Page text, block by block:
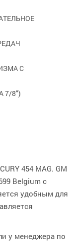
С
7/8")
454 MAG. GM
Belgium с
удобным для
у менеджера по